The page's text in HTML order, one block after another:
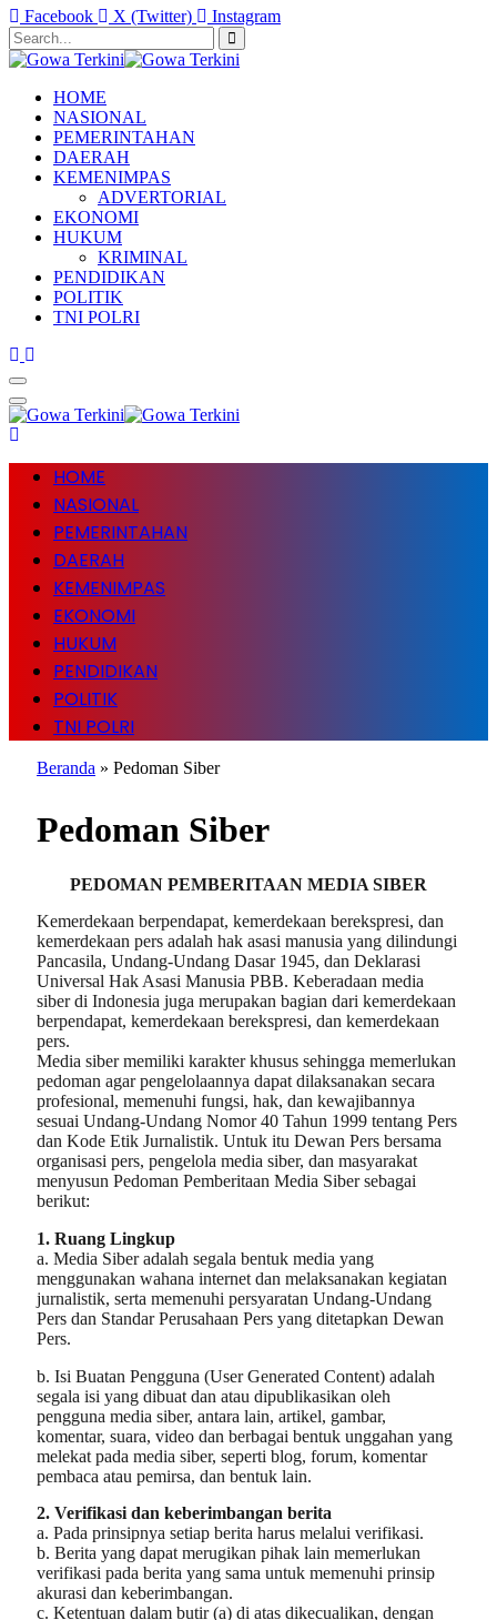
Facebook
X (Twitter) Instagram
HOME
NASIONAL
PEMERINTAHAN
DAERAH
KEMENIMPAS
ADVERTORIAL
EKONOMI
HUKUM
KRIMINAL
PENDIDIKAN
POLITIK
TNI POLRI
HOME
NASIONAL
PEMERINTAHAN
DAERAH
KEMENIMPAS
EKONOMI
HUKUM
PENDIDIKAN
POLITIK
TNI POLRI
Beranda » Pedoman Siber
Pedoman Siber
PEDOMAN PEMBERITAAN MEDIA SIBER
Kemerdekaan berpendapat, kemerdekaan berekspresi, dan
kemerdekaan pers adalah hak asasi manusia yang dilindungi
Pancasila, Undang-Undang Dasar 1945, dan Deklarasi
Universal Hak Asasi Manusia PBB. Keberadaan media
siber di Indonesia juga merupakan bagian dari kemerdekaan
berpendapat, kemerdekaan berekspresi, dan kemerdekaan
pers.
Media siber memiliki karakter khusus sehingga memerlukan
pedoman agar pengelolaannya dapat dilaksanakan secara
profesional, memenuhi fungsi, hak, dan kewajibannya
sesuai Undang-Undang Nomor 40 Tahun 1999 tentang Pers
dan Kode Etik Jurnalistik. Untuk itu Dewan Pers bersama
organisasi pers, pengelola media siber, dan masyarakat
menyusun Pedoman Pemberitaan Media Siber sebagai
berikut:
1. Ruang Lingkup
a. Media Siber adalah segala bentuk media yang
menggunakan wahana internet dan melaksanakan kegiatan
jurnalistik, serta memenuhi persyaratan Undang-Undang
Pers dan Standar Perusahaan Pers yang ditetapkan Dewan
Pers.
b. Isi Buatan Pengguna (User Generated Content) adalah
segala isi yang dibuat dan atau dipublikasikan oleh
pengguna media siber, antara lain, artikel, gambar,
komentar, suara, video dan berbagai bentuk unggahan yang
melekat pada media siber, seperti blog, forum, komentar
pembaca atau pemirsa, dan bentuk lain.
2. Verifikasi dan keberimbangan berita
a. Pada prinsipnya setiap berita harus melalui verifikasi.
b. Berita yang dapat merugikan pihak lain memerlukan
verifikasi pada berita yang sama untuk memenuhi prinsip
akurasi dan keberimbangan.
c. Ketentuan dalam butir (a) di atas dikecualikan, dengan